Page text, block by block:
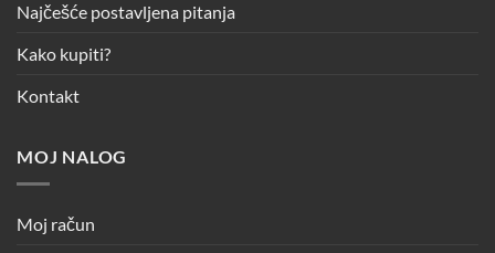
Najčešće postavljena pitanja
Kako kupiti?
Kontakt
MOJ NALOG
Moj račun